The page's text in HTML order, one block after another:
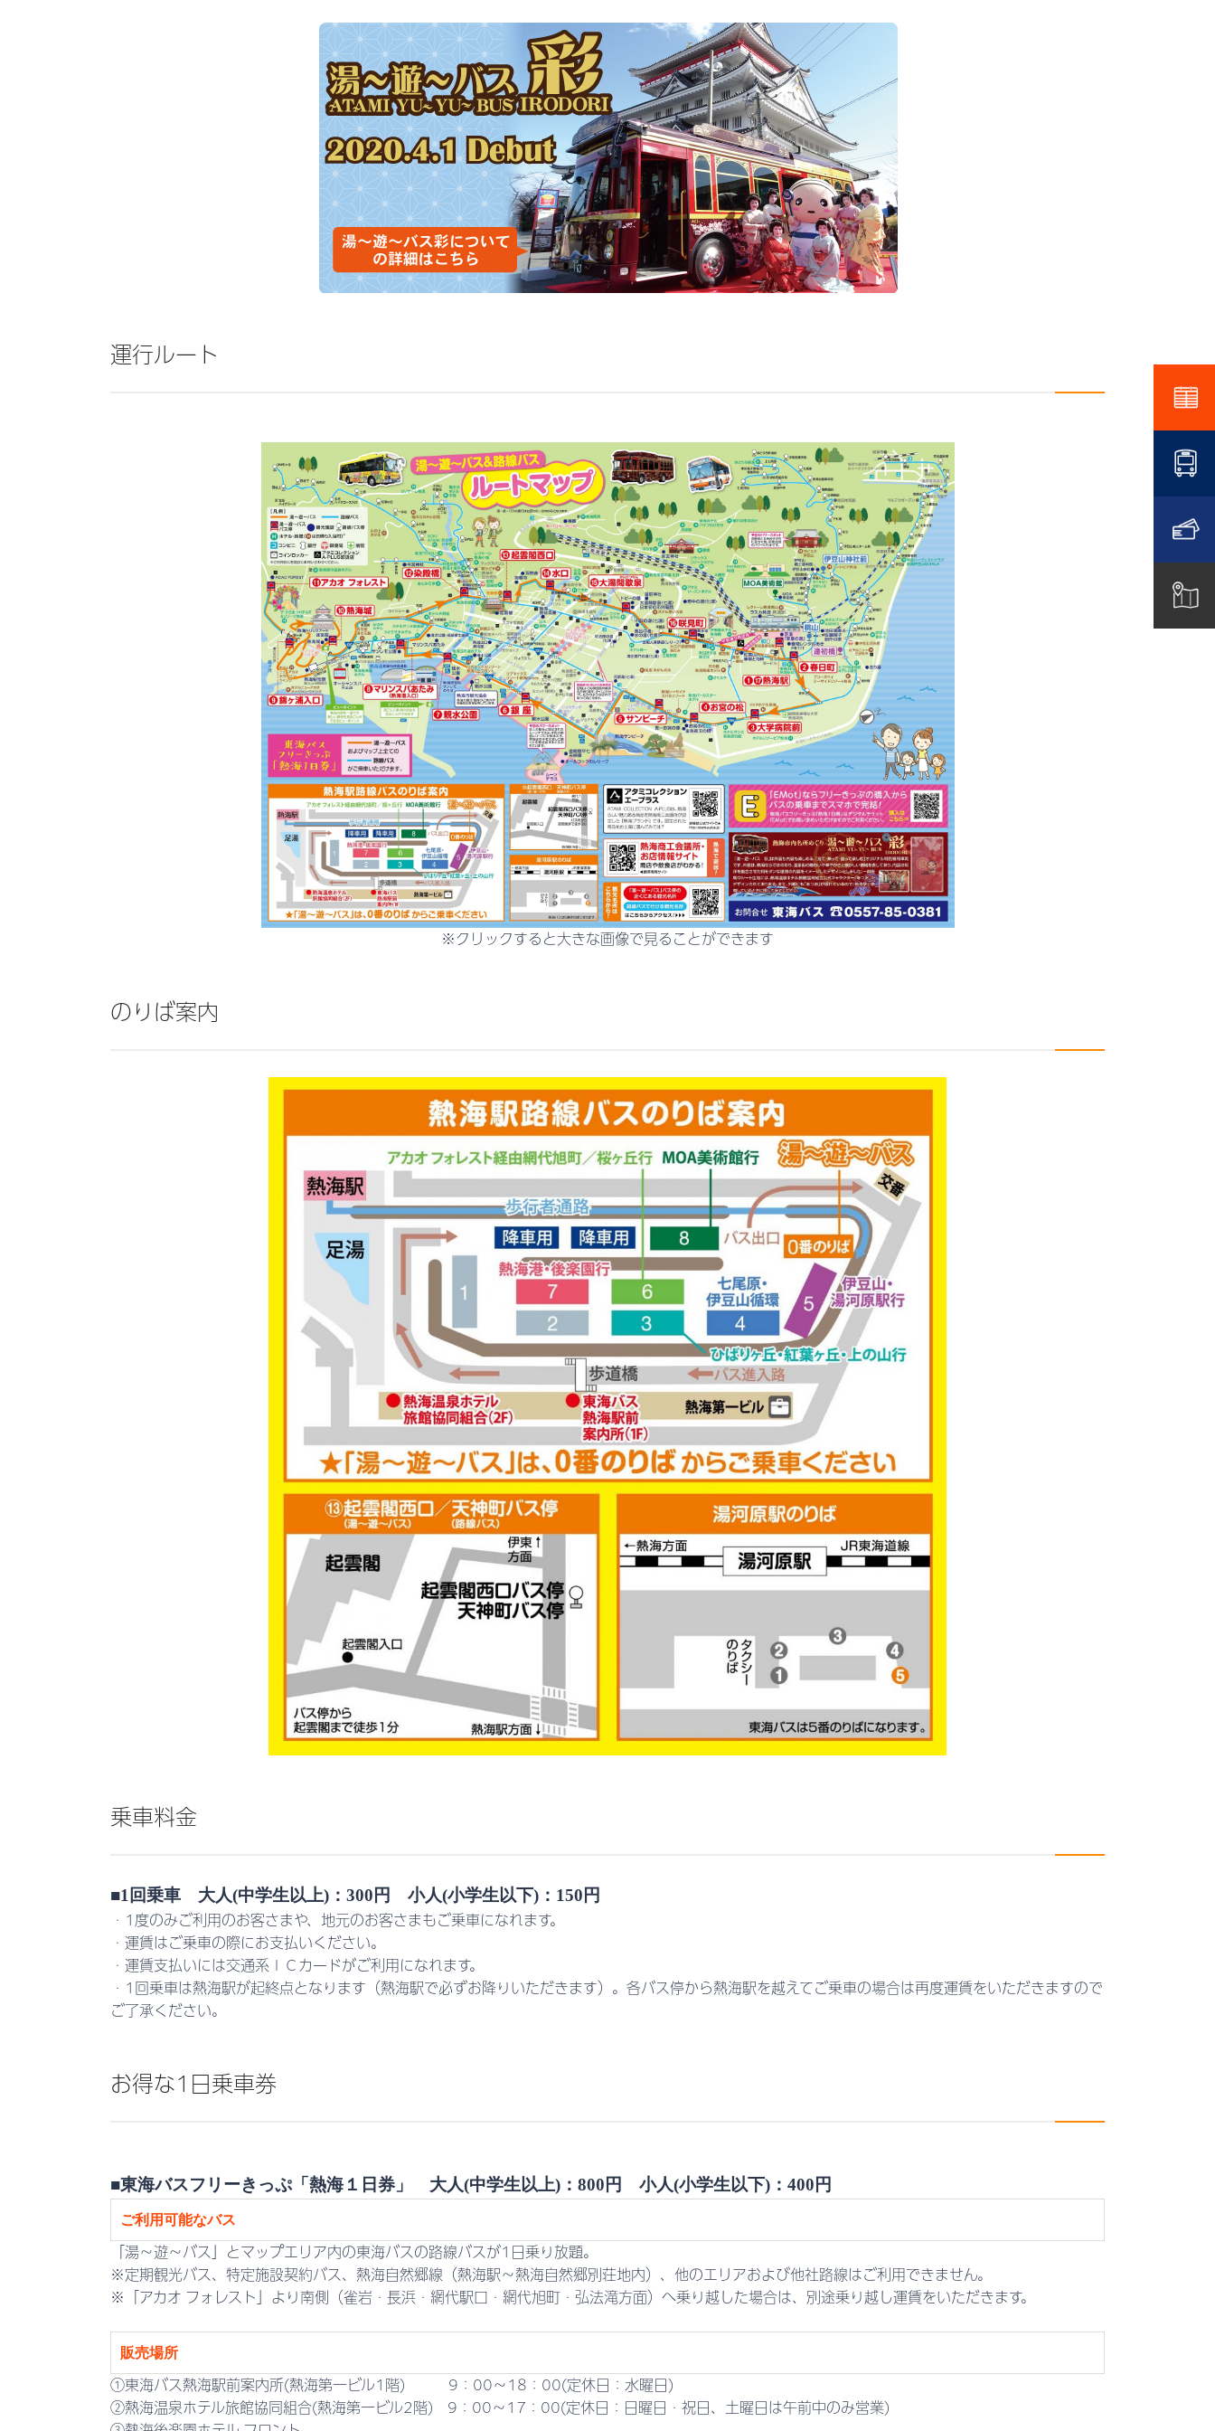
運行ルート
※クリックすると大きな画像で見ることができます
のりば案内
乗車料金
■1回乗車 大人(中学生以上)：300円 小人(小学生以下)：150円
・1度のみご利用のお客さまや、地元のお客さまもご乗車になれます。
・運賃はご乗車の際にお支払いください。
・運賃支払いには交通系ＩＣカードがご利用になれます。
・1回乗車は熱海駅が起終点となります（熱海駅で必ずお降りいただきます）。各バス停から熱海駅を越えてご乗車の場合は再度運賃をいただきますので
ご了承ください。
お得な1日乗車券
■東海バスフリーきっぷ「熱海１日券」 大人(中学生以上)：800円 小人(小学生以下)：400円
ご利用可能なバス
「湯～遊～バス」とマップエリア内の東海バスの路線バスが1日乗り放題。
※定期観光バス、特定施設契約バス、熱海自然郷線（熱海駅～熱海自然郷別荘地内）、他のエリアおよび他社路線はご利用できません。
※「アカオ フォレスト」より南側（雀岩・長浜・網代駅口・網代旭町・弘法滝方面）へ乗り越した場合は、別途乗り越し運賃をいただきます。
販売場所
①東海バス熱海駅前案内所(熱海第一ビル1階) 9：00～18：00(定休日：水曜日)
②熱海温泉ホテル旅館協同組合(熱海第一ビル2階) 9：00～17：00(定休日：日曜日・祝日、土曜日は午前中のみ営業)